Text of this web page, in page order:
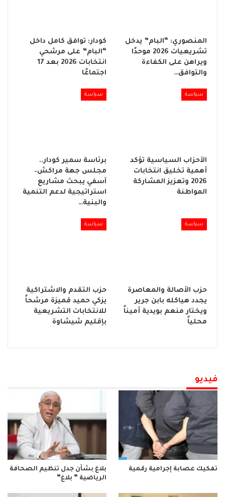
المنصوري: “البام” يدخل
تشريعيات 2026 موحدًا
ويراهن على الكفاءة
والتوافق…
كودار: توافق كامل داخل
“البام” على مرشحي
انتخابات 2026 بعد 17
اجتماعًا
سياسة
الأحزاب السياسية تؤكد
أهمية تخليق انتخابات
2026 وتعزيز المشاركة
المواطنة
سياسة
برئاسة سمير كودار..
مجلس جهة مراكش–
آسفي يبحث مشاريع
استراتيجية لدعم التنمية
والبنية…
سياسة
حزب الأصالة والمعاصرة
يجدد هياكله بابن جرير
ويختار منعم بويدية أميناً
محلياً
سياسة
حزب التقدم والاشتراكية
يزكي حميد قميزة مرشحاً
للانتخابات التشريعية
بإقليم شيشاوة
فيديو
تفكيك عصابة إجرامية رقمية
بلاغ بشأن جدل تنظيم الصحافة
الرياضية ” بلاغ”